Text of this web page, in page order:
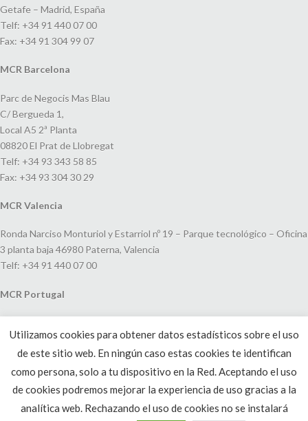
Getafe – Madrid, España
Telf: +34 91 440 07 00
Fax: +34 91 304 99 07
MCR Barcelona
Parc de Negocis Mas Blau
C/ Bergueda 1,
Local A5 2ª Planta
08820 El Prat de Llobregat
Telf: +34 93 343 58 85
Fax: +34 93 304 30 29
MCR Valencia
Ronda Narciso Monturiol y Estarriol nº 19 – Parque tecnológico – Oficina
3 planta baja 46980 Paterna, Valencia
Telf: +34 91 440 07 00
MCR Portugal
João V, 24
1250-091 Lisboa, Portugal
Telf: +351 220 993 033
Utilizamos cookies para obtener datos estadísticos sobre el uso
de este sitio web. En ningún caso estas cookies te identifican
como persona, solo a tu dispositivo en la Red. Aceptando el uso
de cookies podremos mejorar la experiencia de uso gracias a la
analítica web. Rechazando el uso de cookies no se instalará